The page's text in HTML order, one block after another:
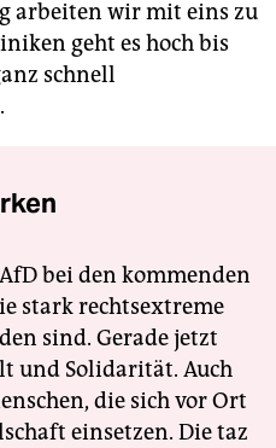
arbeiten wir mit eins zu
geht es hoch bis
schnell
bei den kommenden
stark rechtsextreme
sind. Gerade jetzt
und Solidarität. Auch
die sich vor Ort
einsetzen. Die taz